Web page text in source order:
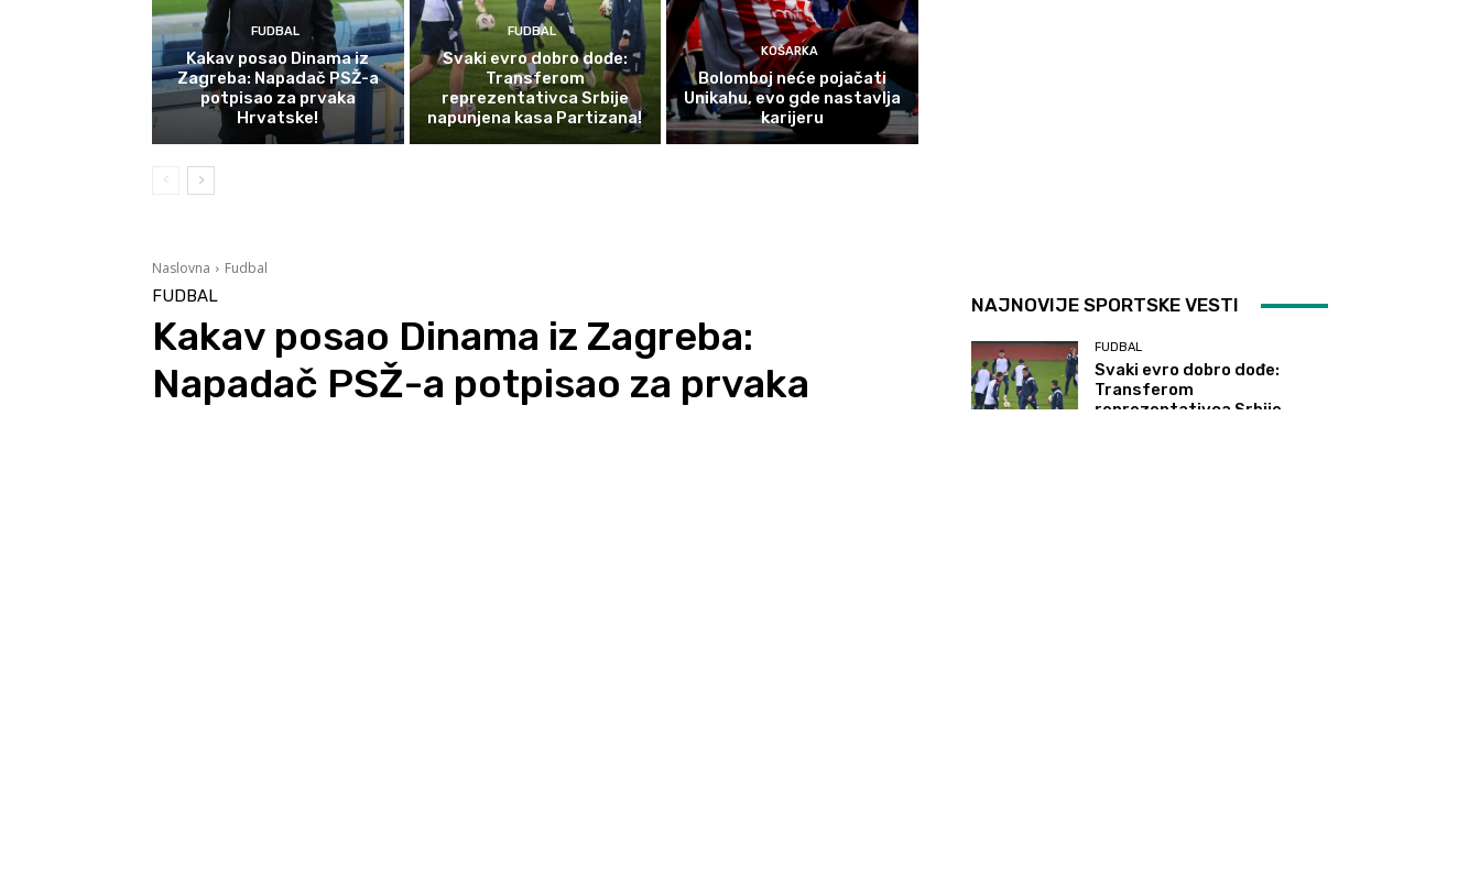
FUDBAL
Kakav posao Dinama iz
Zagreba: Napadač PSŽ-a
potpisao za prvaka
Hrvatske!
FUDBAL
Svaki evro dobro dođe:
Transferom
reprezentativca Srbije
napunjena kasa Partizana!
KOŠARKA
Bolomboj neće pojačati
Unikahu, evo gde nastavlja
karijeru